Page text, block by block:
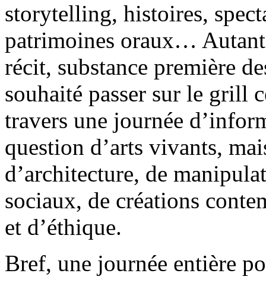
storytelling, histoires,
patrimoines oraux…
récit, substance première
souhaité passer sur le grill
travers une journée
question d’arts vivants,
d’architecture, de
sociaux, de créations
et d’éthique.
Bref, une journée entière